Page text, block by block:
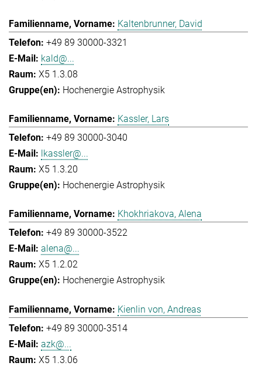
Kaltenbrunner, David
+49 89 30000-3321
kald@...
X5 1.3.08
Hochenergie Astrophysik
Kassler, Lars
+49 89 30000-3040
lkassler@...
X5 1.3.20
Hochenergie Astrophysik
Khokhriakova, Alena
+49 89 30000-3522
alena@...
X5 1.2.02
Hochenergie Astrophysik
Kienlin von, Andreas
+49 89 30000-3514
azk@...
X5 1.3.06